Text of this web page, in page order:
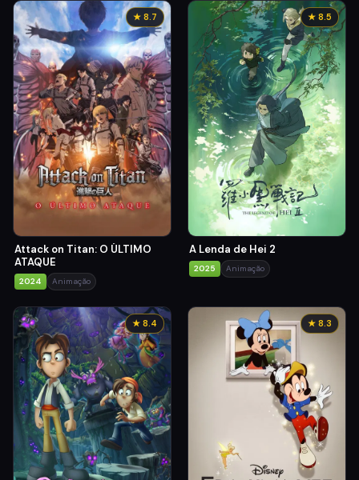
★ 8.7
Attack on Titan: O ÚLTIMO
ATAQUE
2024 Animação
★ 8.5
A Lenda de Hei 2
2025 Animação
★ 8.4 ★ 8.3